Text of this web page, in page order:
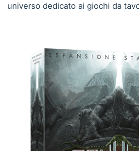
universo dedicato ai giochi da